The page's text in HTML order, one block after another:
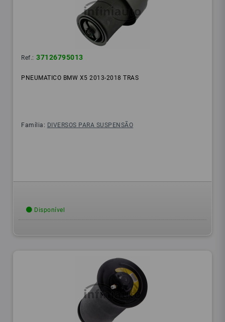
Ref.: 37126795013
PNEUMATICO BMW X5 2013-2018 TRAS
Família: DIVERSOS PARA SUSPENSÃO
Disponível